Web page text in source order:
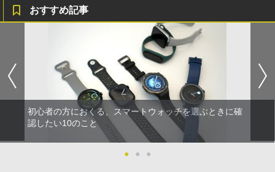
おすすめ記事
初心者の方におくる、スマートウォッチを選ぶときに確
認したい10のこと
● ● ●